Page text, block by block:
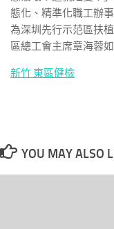
態化、精準化職工辦
為深圳先行示范區扶
區總工會主席章海蓉
新竹 東區健檢
YOU MAY ALSO